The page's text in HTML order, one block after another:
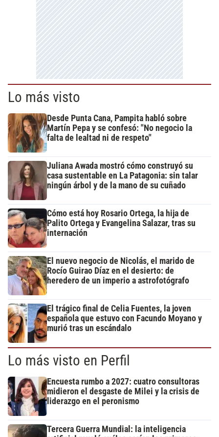
Lo más visto
Desde Punta Cana, Pampita habló sobre
Martín Pepa y se confesó: "No negocio la
falta de lealtad ni de respeto"
Juliana Awada mostró cómo construyó su
casa sustentable en La Patagonia: sin talar
ningún árbol y de la mano de su cuñado
Cómo está hoy Rosario Ortega, la hija de
Palito Ortega y Evangelina Salazar, tras su
internación
El nuevo negocio de Nicolás, el marido de
Rocío Guirao Díaz en el desierto: de
heredero de un imperio a astrofotógrafo
El trágico final de Celia Fuentes, la joven
española que estuvo con Facundo Moyano y
murió tras un escándalo
Lo más visto en Perfil
Encuesta rumbo a 2027: cuatro consultoras
midieron el desgaste de Milei y la crisis de
liderazgo en el peronismo
Tercera Guerra Mundial: la inteligencia